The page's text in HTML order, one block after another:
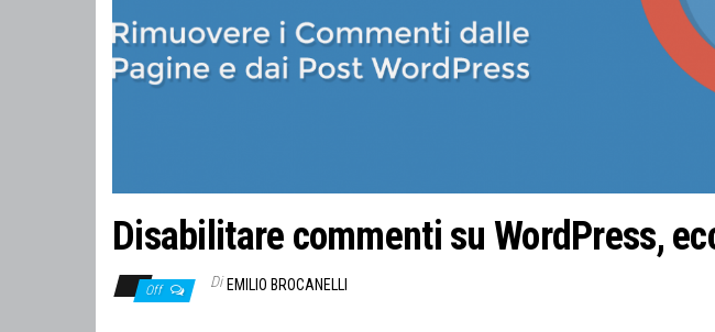
Disabilitare commenti su WordPress,
Off Di EMILIO BROCANELLI